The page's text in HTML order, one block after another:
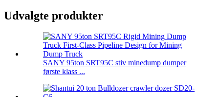
Udvalgte produkter
SANY 95ton SRT95C stiv minedump dumper
første klass ...